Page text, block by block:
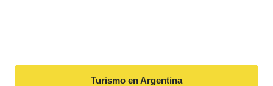
Turismo en Argentina